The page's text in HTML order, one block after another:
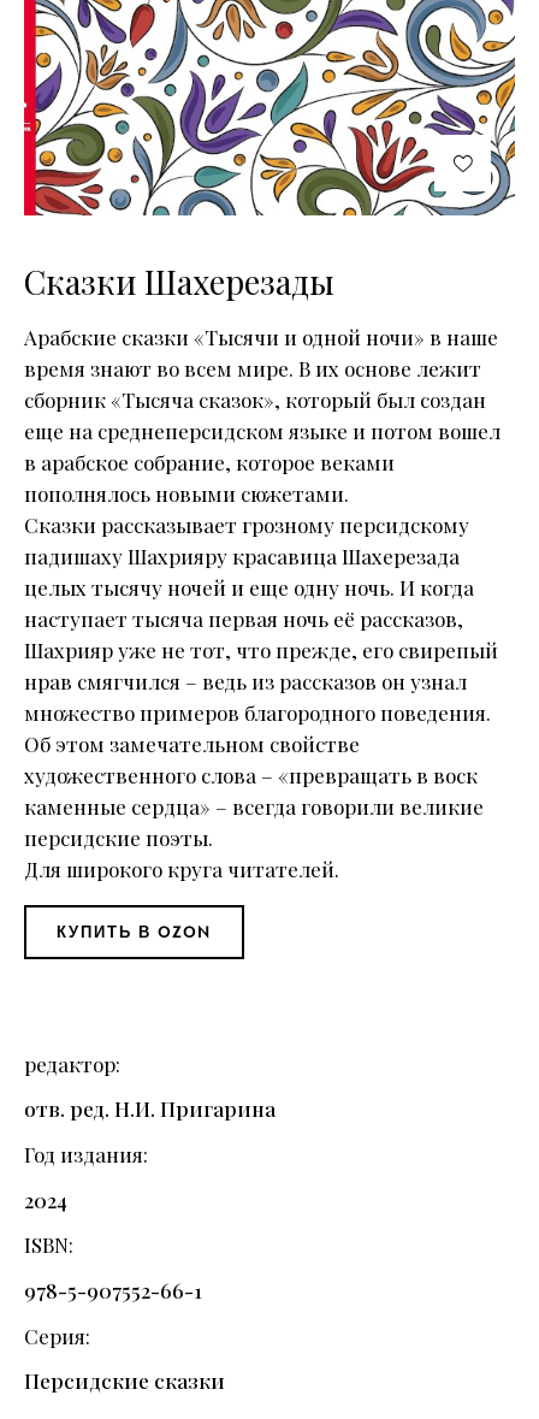
Сказки Шахерезады
Арабские сказки «Тысячи и одной ночи» в наше
время знают во всем мире. В их основе лежит
сборник «Тысяча сказок», который был создан
еще на среднеперсидском языке и потом вошел
в арабское собрание, которое веками
пополнялось новыми сюжетами.
Сказки рассказывает грозному персидскому
падишаху Шахрияру красавица Шахерезада
целых тысячу ночей и еще одну ночь. И когда
наступает тысяча первая ночь её рассказов,
Шахрияр уже не тот, что прежде, его свирепый
нрав смягчился – ведь из рассказов он узнал
множество примеров благородного поведения.
Об этом замечательном свойстве
художественного слова – «превращать в воск
каменные сердца» – всегда говорили великие
персидские поэты.
Для широкого круга читателей.
КУПИТЬ В OZON
редактор
отв. ред. Н.И. Пригарина
Год издания
2024
ISBN
978-5-907552-66-1
Серия
Персидские сказки